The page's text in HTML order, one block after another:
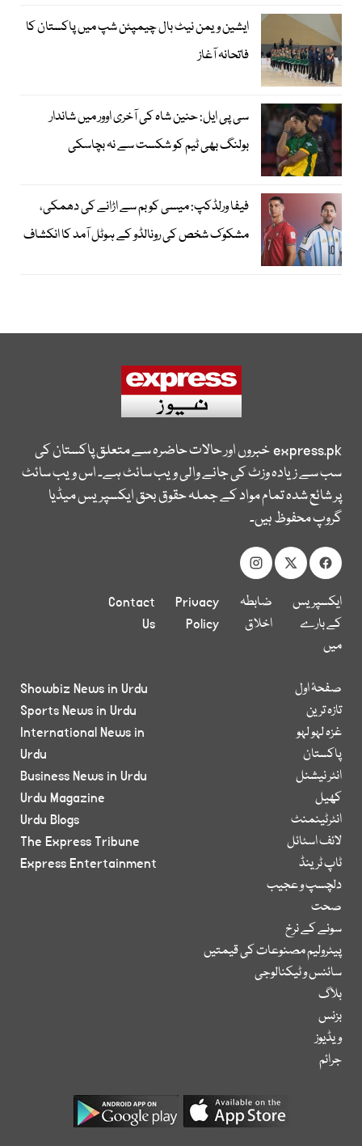
ایشین ویمن نیٹ بال چیمپئن شپ میں پاکستان کا
فاتحانہ آغاز
سی پی ایل: حنین شاہ کی آخری اوور میں شاندار
بولنگ بھی ٹیم کو شکست سے نہ بچاسکی
فیفا ورلڈکپ: میسی کو بم سے اڑانے کی دھمکی،
مشکوک شخص کی رونالڈو کے ہوٹل آمد کا انکشاف
express.pkخبروں اور حالات حاضرہ سے متعلق پاکستان کی
سب سے زیادہ وزٹ کی جانے والی ویب سائٹ ہے۔ اس ویب سائٹ
پر شائع شدہ تمام مواد کے جملہ حقوق بحق ایکسپریس میڈیا
گروپ محفوظ ہیں۔
ایکسپریس
کے بارے
میں
ضابطہ
اخلاق
Privacy
Policy
Contact
Us
صفحۂ اول
تازہ ترین
غزہ لہو لہو
پاکستان
انٹر نیشنل
کھیل
انٹرٹینمنٹ
لائف اسٹائل
ٹاپ ٹرینڈ
دلچسپ و عجیب
صحت
سونے کے نرخ
پیٹرولیم مصنوعات کی قیمتیں
سائنس و ٹیکنالوجی
بلاگ
بزنس
ویڈیوز
جرائم
Showbiz News in Urdu
Sports News in Urdu
International News in
Urdu
Business News in Urdu
Urdu Magazine
Urdu Blogs
The Express Tribune
Express Entertainment